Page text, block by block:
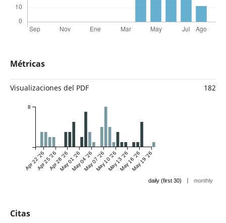
Métricas
Visualizaciones del PDF 182
Apr 22 '26Apr 25 '26Apr 28 '26May 01 '26May 04 '26May 07 '26May 10 '26May 13 '26May 16 '26May 19 '26
8
daily (first 30) | monthly
Citas